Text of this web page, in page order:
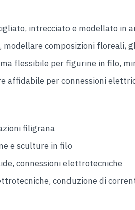
intrecciato e modellato in
modellare composizioni floreali,
flessibile per figurine in filo,
affidabile per connessioni
filigrana
e sculture in filo
connessioni elettrotecniche
conduzione di